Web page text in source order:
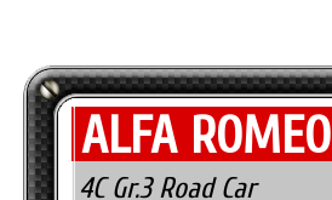
ALFA ROMEO
4C Gr.3 Road Car